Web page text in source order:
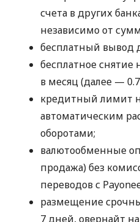
счета в других
независимо от
бесплатный вывод
бесплатное снятие
в месяц (далее —
кредитный лимит
автоматическим
оборотами;
валютообменные
продажа) без
переводов с
размещение
7 дней, овернайт